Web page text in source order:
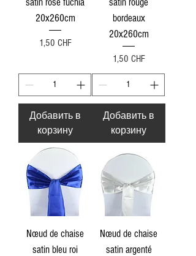
20x260cm
Цена
1,50 CHF
Добавить в
корзину
bordeaux
20x260cm
Цена
1,50 CHF
Добавить в
корзину
Nœud de chaise
satin bleu roi
Nœud de chaise
satin argenté